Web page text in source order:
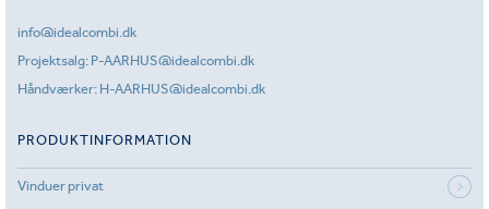
info@idealcombi.dk
Projektsalg: P-AARHUS@idealcombi.dk
Håndværker: H-AARHUS@idealcombi.dk
PRODUKTINFORMATION
Vinduer privat